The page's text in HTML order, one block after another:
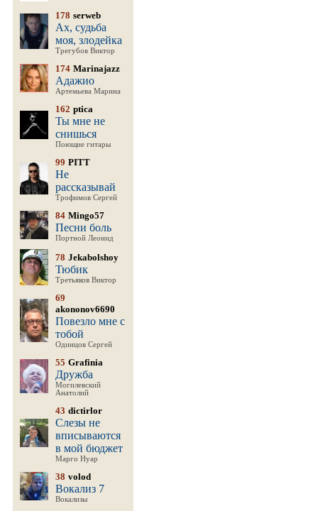
178 serweb
Ах, судьба
моя, злодейка
Трегубов Виктор
174 Marinajazz
Адажио
Артемьева Марина
162 ptica
Ты мне не
снишься
Поющие гитары
99 PITT
Не
рассказывай
Трофимов Сергей
84 Mingo57
Песни боль
Портной Леонид
78 Jekabolshoy
Тюбик
Третьяков Виктор
69
akononov6690
Повезло мне с
тобой
Одинцов Сергей
55 Grafinia
Дружба
Могилевский
Анатолий
43 dictirlor
Слезы не
вписываются
в мой бюджет
Марго Нуар
38 volod
Вокализ 7
Вокализы